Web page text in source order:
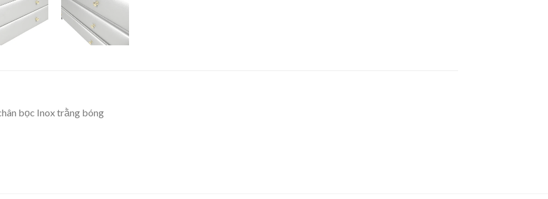
bọc Inox trằng bóng